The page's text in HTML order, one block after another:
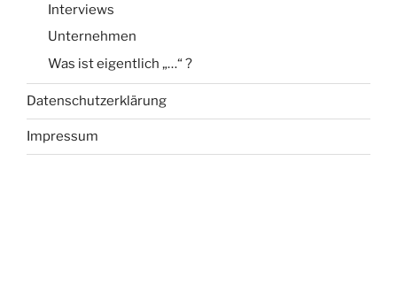
Interviews
Unternehmen
Was ist eigentlich „…“ ?
Datenschutzerklärung
Impressum